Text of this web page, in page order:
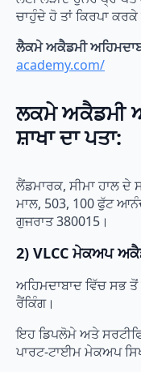
ਚਾਹੁੰਦੇ ਹੋ ਤਾਂ ਕਿਰਪਾ
ਲੈਕਮੇ ਅਕੈਡਮੀ
academy.com/
ਲਕਮੇ ਅਕੈਡਮੀ
ਸ਼ਾਖਾ ਦਾ ਪਤਾ:
ਲੈਂਡਮਾਰਕ, ਸੀਮਾ ਹਾਲ ਦੇ
ਮਾਲ, 503, 100 ਫੁੱਟ
ਗੁਜਰਾਤ 380015।
2) VLCC ਮੇਕਅਪ
ਅਹਿਮਦਾਬਾਦ ਵਿੱਚ ਸਭ
ਰੈਂਕਿੰਗ।
ਇਹ ਡਿਪਲੋਮੇ ਅਤੇ
ਪਾਰਟ-ਟਾਈਮ ਮੇਕਅਪ